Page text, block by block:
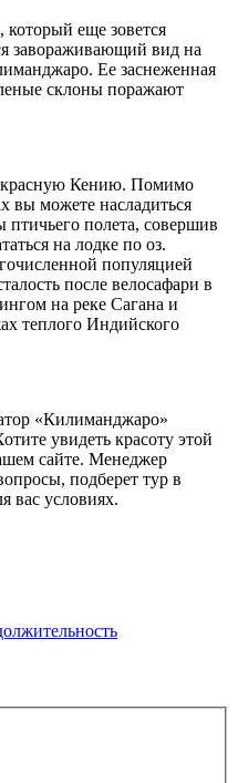
еще зовется
завораживающий вид на
Ее заснеженная
склоны поражают
Кению. Помимо
вы можете насладиться
полета, совершив
на лодке по оз.
популяцией
после велосафари в
на реке Сагана и
теплого Индийского
«Килиманджаро»
увидеть красоту этой
сайте. Менеджер
подберет тур в
вас условиях.